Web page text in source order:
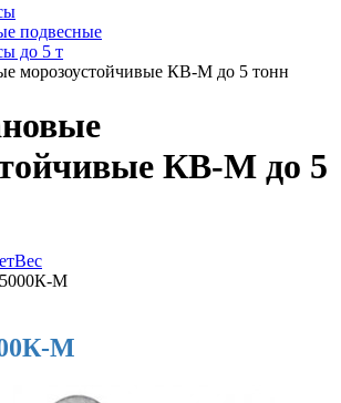
подвесные
до 5 т
морозоустойчивые КВ-М до 5 тонн
КВ-М до 5
М
М